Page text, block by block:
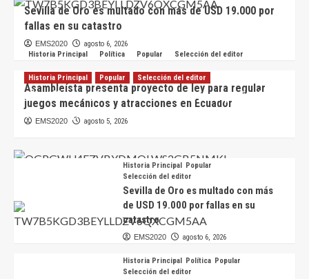
Sevilla de Oro es multado con más de USD 19.000 por
fallas en su catastro
EMS2020
agosto 6, 2026
Historia Principal
Política Popular Selección del editor
Asambleísta presenta proyecto de ley para regular
juegos mecánicos y atracciones en Ecuador
EMS2020 agosto 5, 2026
Historia Principal Popular Selección del editor
Científicos hallan en Ecuador nueva especie de
escarabajo de colores iridiscentes
Historia Principal
Popular
Selección del editor
Sevilla de Oro es multado con más
de USD 19.000 por fallas en su
catastro
EMS2020 agosto 6, 2026
Historia Principal Política Popular
Selección del editor